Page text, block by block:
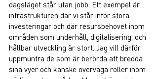
dagsläget står utan jobb. Ett exempel är
infrastrukturen där vi står inför stora
investeringar och där resursbehovet inom
områden som underhåll, digitalisering, och
hållbar utveckling är stort. Jag vill därför
uppmuntra de som är berörda att bredda
sina vyer och kanske överväga roller inom